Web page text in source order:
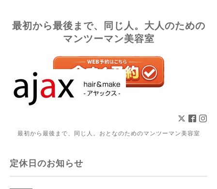
最初から最後まで、同じ人。大人のための
マンツーマン美容室
最初から最後まで、同じ人。おとなのためのマンツーマン美容室
定休日のお知らせ